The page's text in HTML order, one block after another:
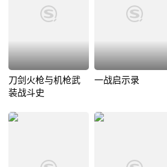
刀剑火枪与机枪武
装战斗史
一战启示录